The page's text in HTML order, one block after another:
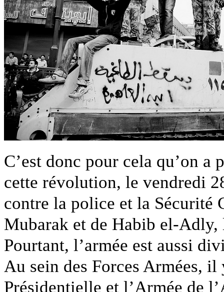
C’est donc pour cela qu’on a
cette révolution, le vendredi
contre la police et la Sécurité
Mubarak et de Habib el-
Pourtant, l’armée est aussi
Au sein des Forces Armées,
Présidentielle et l’Armée de